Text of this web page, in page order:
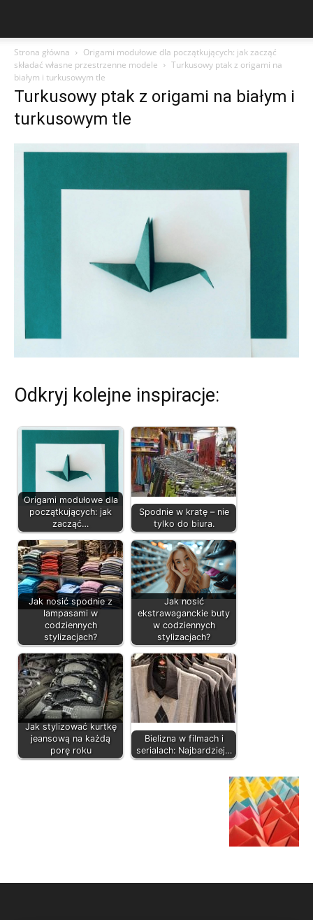
Strona główna
Origami modułowe dla początkujących: jak zacząć
składać własne przestrzenne modele
Turkusowy ptak z origami na
białym i turkusowym tle
Turkusowy ptak z origami na białym i
turkusowym tle
Odkryj kolejne inspiracje:
Origami modułowe dla
początkujących: jak
zacząć…
Spodnie w kratę – nie
tylko do biura.
Jak nosić spodnie z
lampasami w
codziennych
stylizacjach?
Jak nosić
ekstrawaganckie buty
w codziennych
stylizacjach?
Jak stylizować kurtkę
jeansową na każdą
porę roku
Bielizna w filmach i
serialach: Najbardziej…